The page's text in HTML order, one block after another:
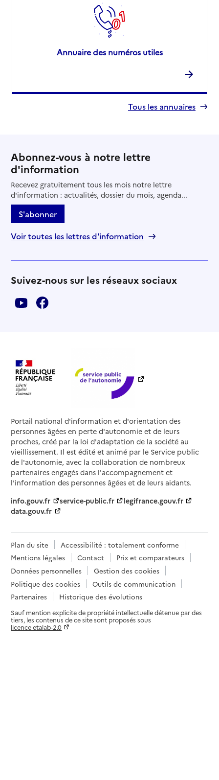
Annuaire des numéros utiles
Tous les annuaires
Abonnez-vous à notre lettre
d'information
Recevez gratuitement tous les mois notre lettre
d'information : actualités, dossier du mois, agenda...
S'abonner
Voir toutes les lettres d'information
Suivez-nous sur les réseaux sociaux
Portail national d'information et d'orientation des
personnes âgées en perte d'autonomie et de leurs
proches, créé par la loi d'adaptation de la société au
vieillissement. Il est édité et animé par le Service public
de l'autonomie, avec la collaboration de nombreux
partenaires engagés dans l'accompagnement et
l'information des personnes âgées et de leurs aidants.
info.gouv.fr
service-public.fr
legifrance.gouv.fr
data.gouv.fr
Plan du site
Accessibilité : totalement conforme
Mentions légales
Contact
Prix et comparateurs
Données personnelles
Gestion des cookies
Politique des cookies
Outils de communication
Partenaires
Historique des évolutions
Sauf mention explicite de propriété intellectuelle détenue par des
tiers, les contenus de ce site sont proposés sous
licence etalab-2.0